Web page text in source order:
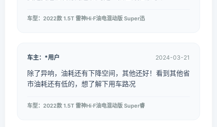
车型：2022款 1.5T 雷神Hi·F油电混动版 Super迅
车主：*用户 2024-03-21
除了异响，油耗还有下降空间，其他还好！看到其他省
市油耗还有低的，想了解下用车路况
车型：2022款 1.5T 雷神Hi·F油电混动版 Super睿